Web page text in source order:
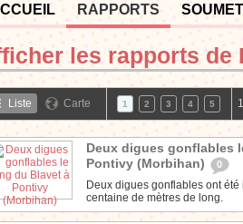
RAPPORTS
les rapports de
Liste Carte 1 2 3 4 5
Deux digues gonflables
Pontivy (Morbihan)
0
Deux digues gonflables ont
centaine de mètres de long.